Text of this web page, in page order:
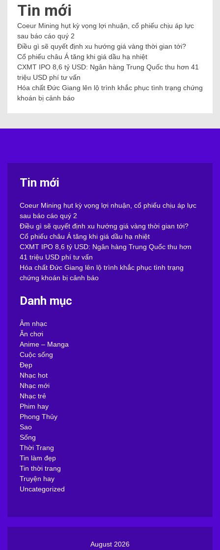
Tin mới
Coeur Mining hụt kỳ vọng lợi nhuận, cổ phiếu chịu áp lực
sau báo cáo quý 2
Điều gì sẽ quyết định xu hướng giá vàng thời gian tới?
Cổ phiếu châu Á tăng khi giá dầu hạ nhiệt
CXMT IPO 8,6 tỷ USD: Ngân hàng Trung Quốc thu hơn 41
triệu USD phí tư vấn
Hóa chất Đức Giang lên lộ trình khắc phục tình trạng chứng
khoán bị cảnh báo
Tin mới
Coeur Mining hụt kỳ vọng lợi nhuận, cổ phiếu chịu áp lực
sau báo cáo quý 2
Điều gì sẽ quyết định xu hướng giá vàng thời gian tới?
Cổ phiếu châu Á tăng khi giá dầu hạ nhiệt
CXMT IPO 8,6 tỷ USD: Ngân hàng Trung Quốc thu hơn
41 triệu USD phí tư vấn
Hóa chất Đức Giang lên lộ trình khắc phục tình trạng
chứng khoán bị cảnh báo
Danh mục
Âm nhạc
Ăn chơi
Anime – Manga
Cuộc sống
Đẹp
Nhạc hot
Nhạc mới
Nhạc trẻ
Phim hay
Phong Thủy
Sao
Sống
Thời Trang
Tin làm đẹp
Tin thời trang
Truyện hay
Uncategorized
August 2026